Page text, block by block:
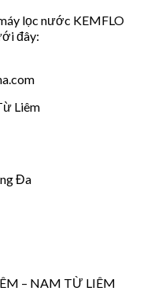
lọc nước KEMFLO
đây:
Liêm
Đa
– NAM TỪ LIÊM